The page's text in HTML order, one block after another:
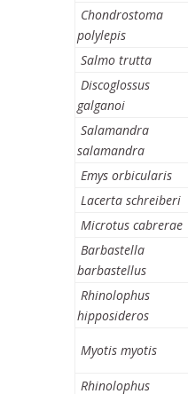
Chondrostoma
polylepis
Salmo trutta
Discoglossus
galganoi
Salamandra
salamandra
Emys orbicularis
Lacerta schreiberi
Microtus cabrerae
Barbastella
barbastellus
Rhinolophus
hipposideros
Myotis myotis
Rhinolophus